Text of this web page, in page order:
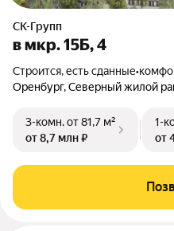
СК-Групп
в мкр. 15Б, 4
Строится, есть сданные•
Оренбург, Северный жилой
3-комн.от 81,7 м²
от 8,7 млн ₽
1-
от